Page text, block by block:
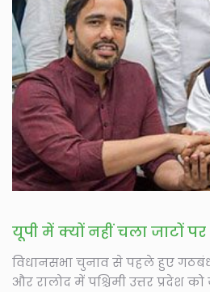
यूपी में क्यों नहीं चला जाटों
विधानसभा चुनाव से पहले हुए
और रालोद में पश्चिमी उत्तर प्रदेश